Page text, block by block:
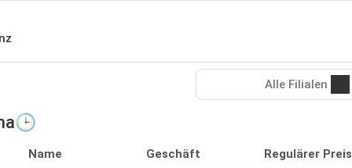
Alle Filialen
Name Geschäft Regulärer Preis